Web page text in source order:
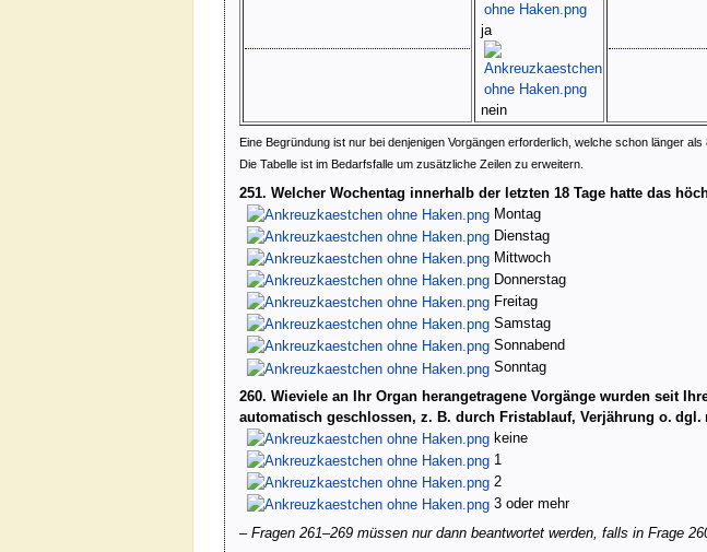
ja
nein
Eine Begründung ist nur bei denjenigen Vorgängen erforderlich, welche schon länger als
Die Tabelle ist im Bedarfsfalle um zusätzliche Zeilen zu erweitern.
251. Welcher Wochentag innerhalb der letzten 18 Tage hatte das
Montag
Dienstag
Mittwoch
Donnerstag
Freitag
Samstag
Sonnabend
Sonntag
260. Wieviele an Ihr Organ herangetragene Vorgänge wurden seit
automatisch geschlossen, z. B. durch Fristablauf, Verjährung o. dgl.
keine
1
2
3 oder mehr
– Fragen 261–269 müssen nur dann beantwortet werden, falls in Frage